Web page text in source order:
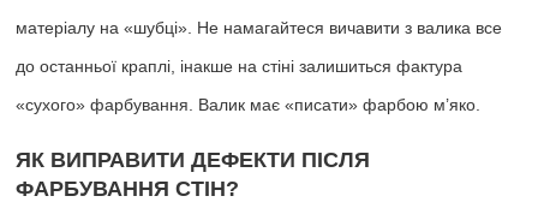
матеріалу на «шубці». Не намагайтеся вичавити з валика все
до останньої краплі, інакше на стіні залишиться фактура
«сухого» фарбування. Валик має «писати» фарбою м’яко.
ЯК ВИПРАВИТИ ДЕФЕКТИ ПІСЛЯ
ФАРБУВАННЯ СТІН?